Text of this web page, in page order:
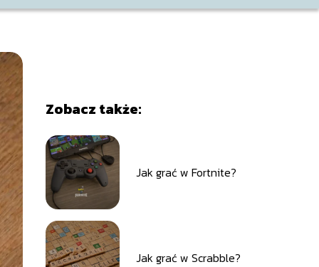
Zobacz także:
Jak grać w Fortnite?
Jak grać w Scrabble?